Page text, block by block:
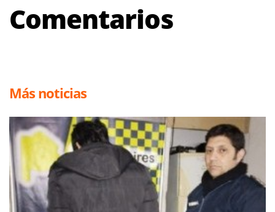
Comentarios
Más noticias